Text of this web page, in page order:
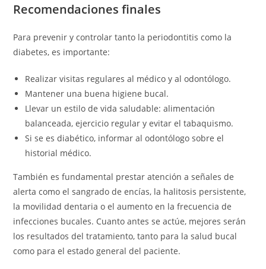
Recomendaciones finales
Para prevenir y controlar tanto la periodontitis como la
diabetes, es importante:
Realizar visitas regulares al médico y al odontólogo.
Mantener una buena higiene bucal.
Llevar un estilo de vida saludable: alimentación
balanceada, ejercicio regular y evitar el tabaquismo.
Si se es diabético, informar al odontólogo sobre el
historial médico.
También es fundamental prestar atención a señales de
alerta como el sangrado de encías, la halitosis persistente,
la movilidad dentaria o el aumento en la frecuencia de
infecciones bucales. Cuanto antes se actúe, mejores serán
los resultados del tratamiento, tanto para la salud bucal
como para el estado general del paciente.